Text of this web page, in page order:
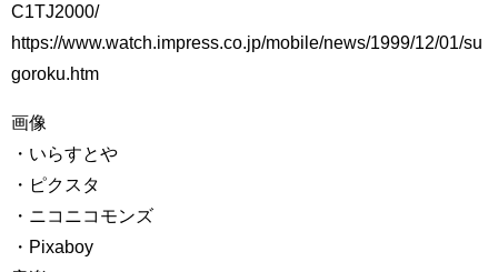
C1TJ2000/
https://www.watch.impress.co.jp/mobile/news/1999/12/01/su
goroku.htm
画像
・いらすとや
・ピクスタ
・ニコニコモンズ
・Pixaboy